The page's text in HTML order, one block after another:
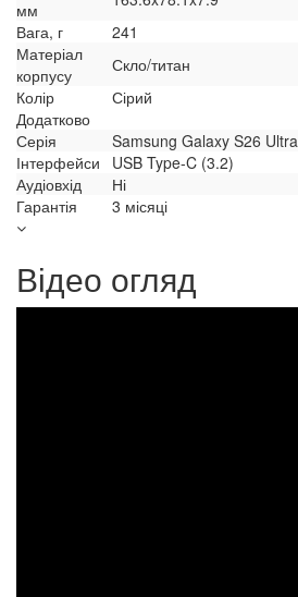
мм
Вага, г
241
Матеріал
корпусу
Скло/титан
Колір
Сірий
Додатково
Серія
Samsung Galaxy S26 Ultra
Інтерфейси
USB Type-C (3.2)
Аудіовхід
Ні
Гарантія
3 місяці
Відео огляд